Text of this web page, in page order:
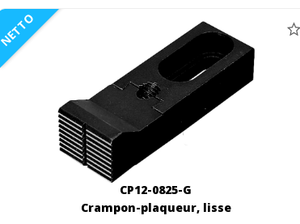
NETTO
CP12-0825-G
Crampon-plaqueur, lisse